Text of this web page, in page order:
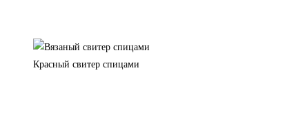
Красный свитер спицами